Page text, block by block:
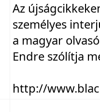
Az
személyes
a magyar
Endre szólítja
http://